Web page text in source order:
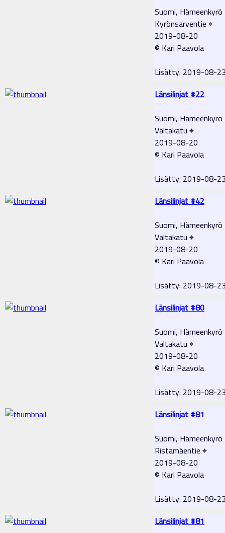
Suomi, Hämeenkyrö
Kyrönsarventie ⌖
2019-08-20
© Kari Paavola
Lisätty: 2019-08-
Länsilinjat #22
Suomi, Hämeenkyrö
Valtakatu ⌖
2019-08-20
© Kari Paavola
Lisätty: 2019-08-
Länsilinjat #42
Suomi, Hämeenkyrö
Valtakatu ⌖
2019-08-20
© Kari Paavola
Lisätty: 2019-08-
Länsilinjat #80
Suomi, Hämeenkyrö
Valtakatu ⌖
2019-08-20
© Kari Paavola
Lisätty: 2019-08-
Länsilinjat #81
Suomi, Hämeenkyrö
Ristamäentie ⌖
2019-08-20
© Kari Paavola
Lisätty: 2019-08-
Länsilinjat #81